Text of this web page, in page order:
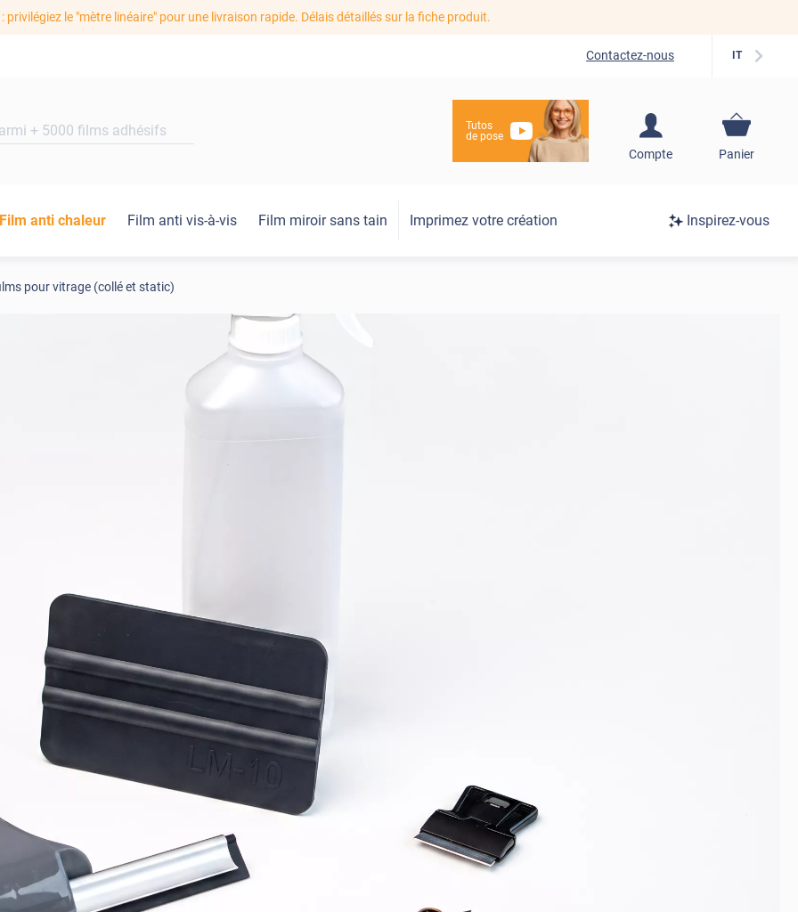
privilégiez le "mètre linéaire" pour une livraison rapide. Délais détaillés sur la fiche produit.
Contactez-nous IT
Tutos
de pose
Compte
S'inscrire / Se
Panier
Film anti chaleur Film anti vis-à-vis Film miroir sans tain Imprimez votre création Inspirez-vous
pour vitrage (collé et static)